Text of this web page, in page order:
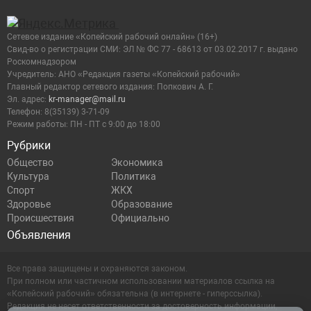
Рубрики
Общество
Экономика
Культура
Политика
Спорт
ЖКХ
Здоровье
Образование
Происшествия
Официально
Объявления
Сетевое издание «Копейский рабочий онлайн» (16+)
Cвид-во о регистрации СМИ: ЭЛ № ФС 77 - 68613 от 03.02.2017 г. выдано
Роскомнадзором
Учредитель: АНО «Редакция газеты «Копейский рабочий»
Главный редактор сетевого издания: Попкович А. Г.
Эл. адрес: kr-manager@mail.ru
Телефон: 8(35139) 3-71-09
Режим работы: ПН - ПТ с 9:00 до 18:00
Все права защищены и охраняются законом.
При полном или частичном использовании материалов ссылка на
«Копейский рабочий» обязательна (в интернете - гиперссылка).
Редакция не несет ответственности за достоверность информации,